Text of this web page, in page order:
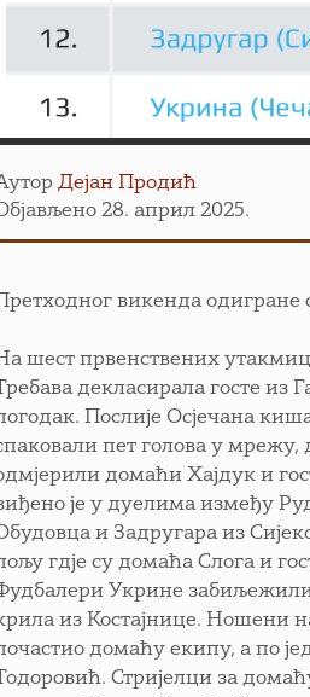
Дејан Продић
28. април 2025.
викенда одигране
шест првенствених
декласирала госте из
Послије Осјечана
пет голова у мрежу,
домаћи Хајдук и
је у дуелима између
и Задругара из
гдје су домаћа Слога и
Укрине забиљежили
из Костајнице. Ношени
домаћу екипу, а по
Стријелци за